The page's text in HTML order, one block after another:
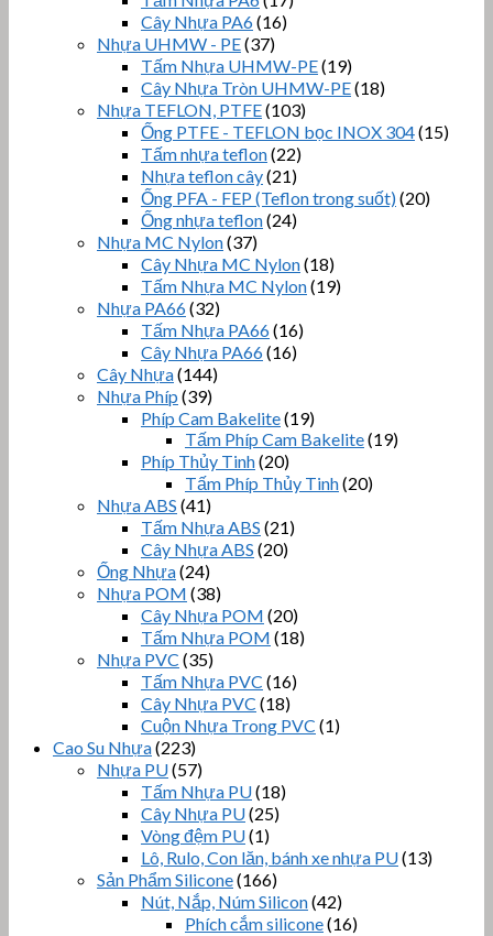
Cây Nhựa PA6(16)
Nhựa UHMW - PE(37)
Tấm Nhựa UHMW-PE(19)
Cây Nhựa Tròn UHMW-PE(18)
Nhựa TEFLON, PTFE(103)
Ống PTFE - TEFLON bọc INOX 304(15)
Tấm nhựa teflon(22)
Nhựa teflon cây(21)
Ống PFA - FEP (Teflon trong suốt)(20)
Ống nhựa teflon(24)
Nhựa MC Nylon(37)
Cây Nhựa MC Nylon(18)
Tấm Nhựa MC Nylon(19)
Nhựa PA66(32)
Tấm Nhựa PA66(16)
Cây Nhựa PA66(16)
Cây Nhựa(144)
Nhựa Phíp (39)
Phíp Cam Bakelite(19)
Tấm Phíp Cam Bakelite(19)
Phíp Thủy Tinh(20)
Tấm Phíp Thủy Tinh(20)
Nhựa ABS (41)
Tấm Nhựa ABS (21)
Cây Nhựa ABS (20)
Ống Nhựa(24)
Nhựa POM (38)
Cây Nhựa POM (20)
Tấm Nhựa POM (18)
Nhựa PVC (35)
Tấm Nhựa PVC (16)
Cây Nhựa PVC (18)
Cuộn Nhựa Trong PVC (1)
Cao Su Nhựa(223)
Nhựa PU(57)
Tấm Nhựa PU(18)
Cây Nhựa PU(25)
Vòng đệm PU(1)
Lô, Rulo, Con lăn, bánh xe nhựa PU(13)
Sản Phẩm Silicone(166)
Nút, Nắp, Núm Silicon(42)
Phích cắm silicone(16)